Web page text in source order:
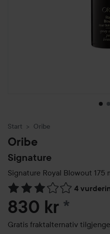
Start Oribe
Oribe
Signature
Signature Royal Blowout 175
4
Gå til Vurderinger &
830 kr *
Gratis fraktalternativ